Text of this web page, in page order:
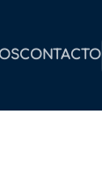
CONTACTO